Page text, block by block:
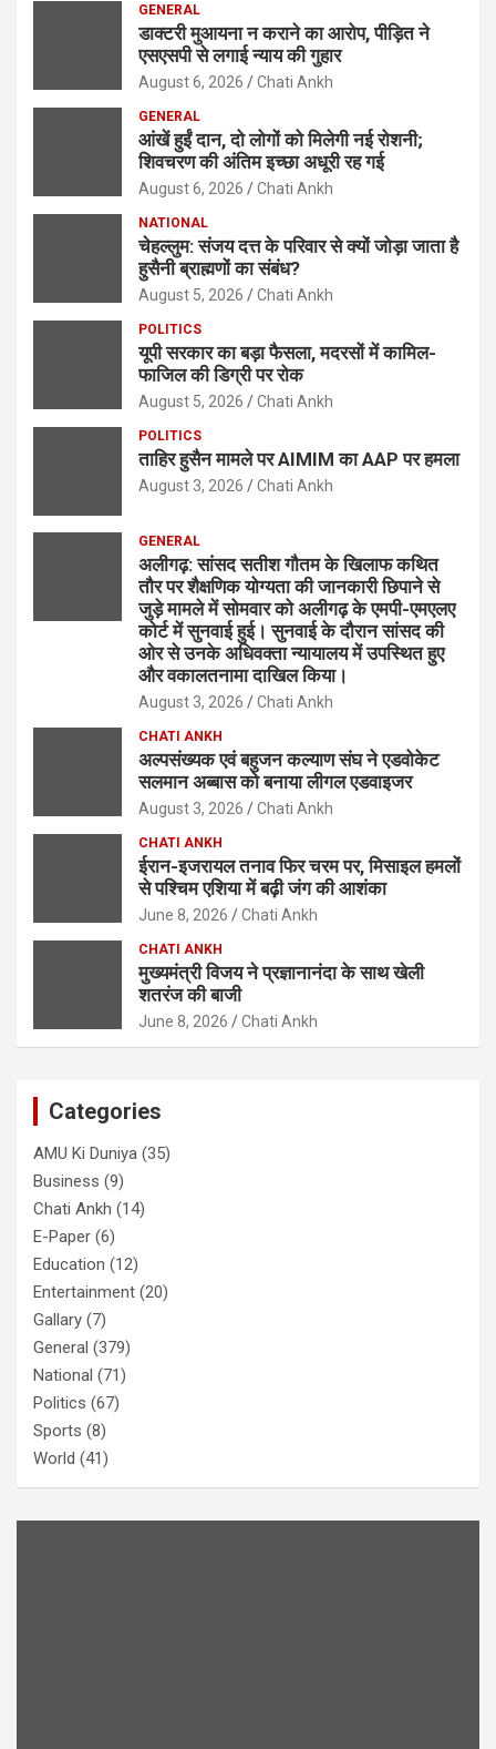
GENERAL
डाक्टरी मुआयना न कराने का आरोप, पीड़ित ने
एसएसपी से लगाई न्याय की गुहार
August 6, 2026 Chati Ankh
GENERAL
आंखें हुईं दान, दो लोगों को मिलेगी नई रोशनी;
शिवचरण की अंतिम इच्छा अधूरी रह गई
August 6, 2026 Chati Ankh
NATIONAL
चेहल्लुम: संजय दत्त के परिवार से क्यों जोड़ा जाता है
हुसैनी ब्राह्मणों का संबंध?
August 5, 2026 Chati Ankh
POLITICS
यूपी सरकार का बड़ा फैसला, मदरसों में कामिल-
फाजिल की डिग्री पर रोक
August 5, 2026 Chati Ankh
POLITICS
ताहिर हुसैन मामले पर AIMIM का AAP पर हमला
August 3, 2026 Chati Ankh
GENERAL
अलीगढ़: सांसद सतीश गौतम के खिलाफ कथित
तौर पर शैक्षणिक योग्यता की जानकारी छिपाने से
जुड़े मामले में सोमवार को अलीगढ़ के एमपी-एमएलए
कोर्ट में सुनवाई हुई। सुनवाई के दौरान सांसद की
ओर से उनके अधिवक्ता न्यायालय में उपस्थित हुए
और वकालतनामा दाखिल किया।
August 3, 2026 Chati Ankh
CHATI ANKH
अल्पसंख्यक एवं बहुजन कल्याण संघ ने एडवोकेट
सलमान अब्बास को बनाया लीगल एडवाइजर
August 3, 2026 Chati Ankh
CHATI ANKH
ईरान-इजरायल तनाव फिर चरम पर, मिसाइल हमलों
से पश्चिम एशिया में बढ़ी जंग की आशंका
June 8, 2026 Chati Ankh
CHATI ANKH
मुख्यमंत्री विजय ने प्रज्ञानानंदा के साथ खेली
शतरंज की बाजी
June 8, 2026 Chati Ankh
Categories
AMU Ki Duniya (35)
Business (9)
Chati Ankh (14)
E-Paper (6)
Education (12)
Entertainment (20)
Gallary (7)
General (379)
National (71)
Politics (67)
Sports (8)
World (41)